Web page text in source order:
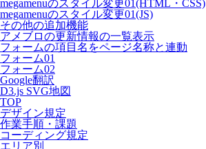
megamenuのスタイル変更01(HTML・CSS)
megamenuのスタイル変更01(JS)
その他の追加機能
アメブロの更新情報の一覧表示
フォームの項目名をページ名称と連動
フォーム01
フォーム02
Google翻訳
D3.js SVG地図
TOP
デザイン規定
作業手順・課題
コーディング規定
エリア別